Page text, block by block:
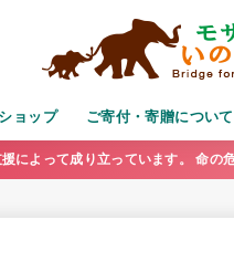
ョップ ご寄付・寄贈について
によって成り立っています。 命